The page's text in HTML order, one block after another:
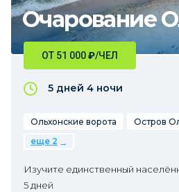
Очарование
ОТ 51 000₽/ЧЕЛ
5 дней 4 ночи
Ольхонские ворота Остров
еще 2
Изучите единственный
5 дней